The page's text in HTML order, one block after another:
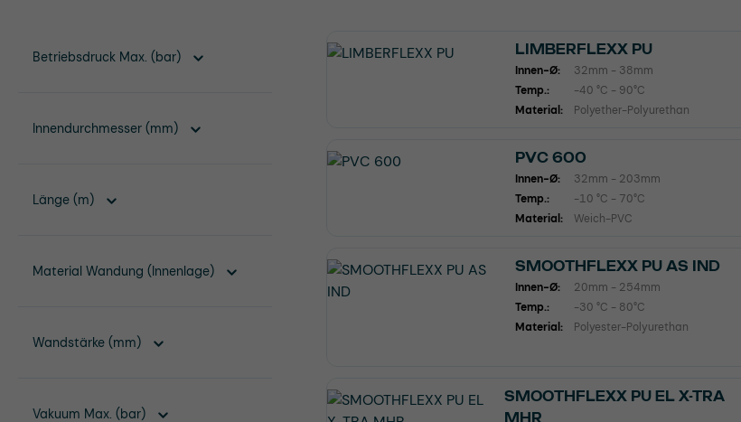
Betriebsdruck Max. (bar)
Innendurchmesser (mm)
Länge (m)
Material Wandung (Innenlage)
Wandstärke (mm)
Vakuum Max. (bar)
LIMBERFLEXX PU
Innen-Ø:
32mm - 38mm
Temp.:
-40 °C - 90°C
Material:
Polyether-Polyurethan
PVC 600
Innen-Ø:
32mm - 203mm
Temp.:
-10 °C - 70°C
Material:
Weich-PVC
SMOOTHFLEXX PU AS IND
Innen-Ø:
20mm - 254mm
Temp.:
-30 °C - 80°C
Material:
Polyester-Polyurethan
SMOOTHFLEXX PU EL X-TRA
MHR